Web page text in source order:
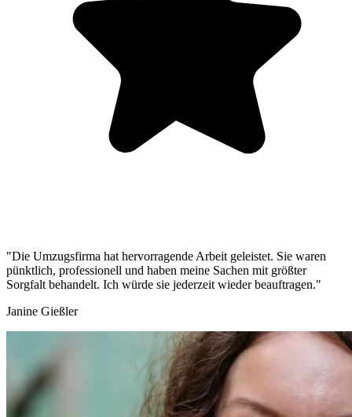
"Die Umzugsfirma hat hervorragende Arbeit geleistet. Sie waren
pünktlich, professionell und haben meine Sachen mit größter
Sorgfalt behandelt. Ich würde sie jederzeit wieder beauftragen."
Janine Gießler